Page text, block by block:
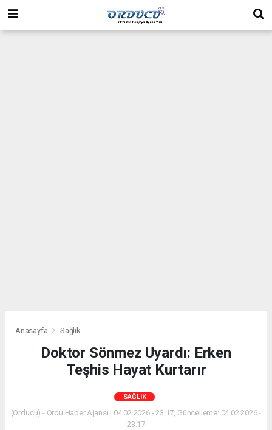
Anasayfa Sağlık
Doktor Sönmez Uyardı: Erken
Teşhis Hayat Kurtarır
SAĞLIK
(Orducu) - Ordu Haber Ajansı | 04.02.2026 - 23:17, Güncelleme: 04.02.2026 -
23:17